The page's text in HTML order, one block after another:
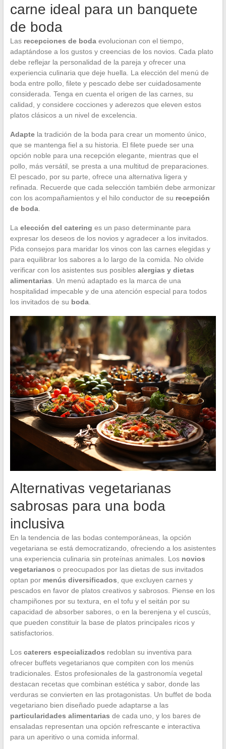
carne ideal para un banquete
de boda
Las recepciones de bodaevolucionan con el tiempo,
adaptándose a los gustos y creencias de los novios. Cada plato
debe reflejar la personalidad de la pareja y ofrecer una
experiencia culinaria que deje huella. La elección del menú de
boda entre pollo, filete y pescado debe ser cuidadosamente
considerada. Tenga en cuenta el origen de las carnes, su
calidad, y considere cocciones y aderezos que eleven estos
platos clásicos a un nivel de excelencia.
Adaptela tradición de la boda para crear un momento único,
que se mantenga fiel a su historia. El filete puede ser una
opción noble para una recepción elegante, mientras que el
pollo, más versátil, se presta a una multitud de preparaciones.
El pescado, por su parte, ofrece una alternativa ligera y
refinada. Recuerde que cada selección también debe armonizar
con los acompañamientos y el hilo conductor de su recepción
de boda.
La elección del catering es un paso determinante para
expresar los deseos de los novios y agradecer a los invitados.
Pida consejos para maridar los vinos con las carnes elegidas y
para equilibrar los sabores a lo largo de la comida. No olvide
verificar con los asistentes sus posibles alergias y dietas
alimentarias . Un menú adaptado es la marca de una
hospitalidad impecable y de una atención especial para todos
los invitados de su boda.
Alternativas vegetarianas
sabrosas para una boda
inclusiva
En la tendencia de las bodas contemporáneas, la opción
vegetariana se está democratizando, ofreciendo a los asistentes
una experiencia culinaria sin proteínas animales. Los novios
vegetarianos o preocupados por las dietas de sus invitados
optan por menús diversificados, que excluyen carnes y
pescados en favor de platos creativos y sabrosos. Piense en los
champiñones por su textura, en el tofu y el seitán por su
capacidad de absorber sabores, o en la berenjena y el cuscús,
que pueden constituir la base de platos principales ricos y
satisfactorios.
Los caterers especializados redoblan su inventiva para
ofrecer buffets vegetarianos que compiten con los menús
tradicionales. Estos profesionales de la gastronomía vegetal
destacan recetas que combinan estética y sabor, donde las
verduras se convierten en las protagonistas. Un buffet de boda
vegetariano bien diseñado puede adaptarse a las
particularidades alimentarias de cada uno, y los bares de
ensaladas representan una opción refrescante e interactiva
para un aperitivo o una comida informal.